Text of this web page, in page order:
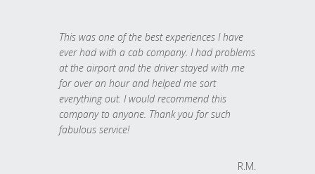
This was one of the best experiences I have
ever had with a cab company. I had problems
at the airport and the driver stayed with me
for over an hour and helped me sort
everything out. I would recommend this
company to anyone. Thank you for such
fabulous service!
R.M.